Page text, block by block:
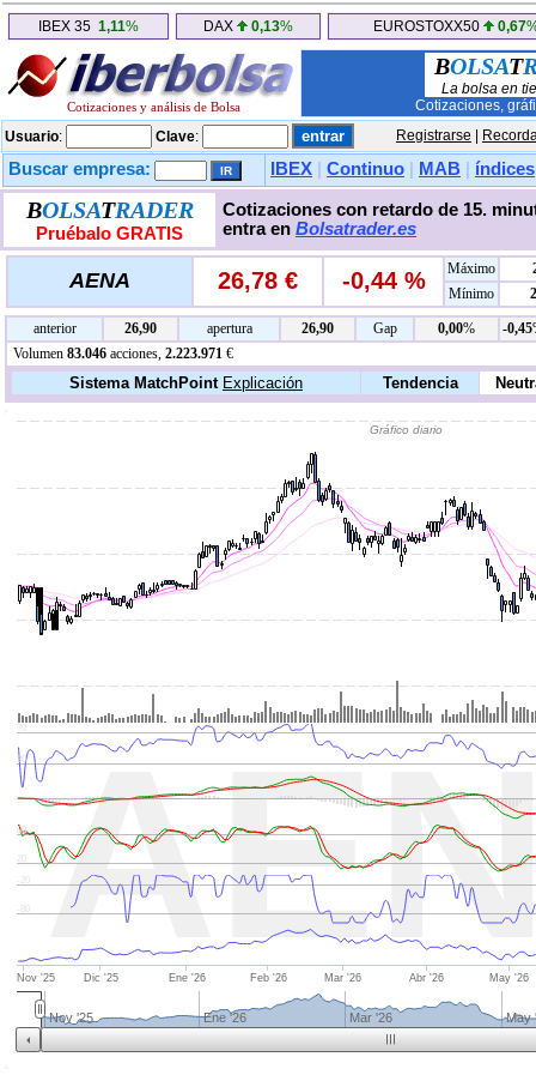
IBEX 35 1,11% DAX 0,13% EUROSTOXX50 0,67
Cotizaciones y análisis de Bolsa
BOLSAT
La bolsa en
Cotizaciones,
Usuario: Clave: Registrarse
Buscar empresa: IBEX Continuo MAB índices
BOLSATRADER
Pruébalo GRATIS
Cotizaciones con retardo de 15.
entra en Bolsatrader.es
AENA 26,78 € -0,44 % Máximo
Mínimo
anterior 26,90 apertura 26,90 Gap 0,00% -0,45
Volumen 83.046 acciones, 2.223.971 €